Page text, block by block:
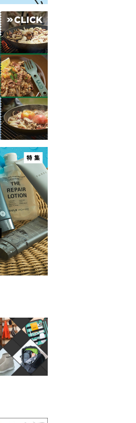
【編集部員が選んだ「指名買
らイチオシアイテムをピック
トピックス